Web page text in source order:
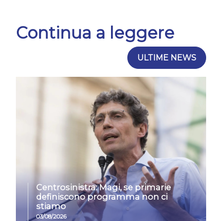
Continua a leggere
ULTIME NEWS
Centrosinistra: Magi, se primarie
definiscono programma non ci
stiamo
03/08/2026